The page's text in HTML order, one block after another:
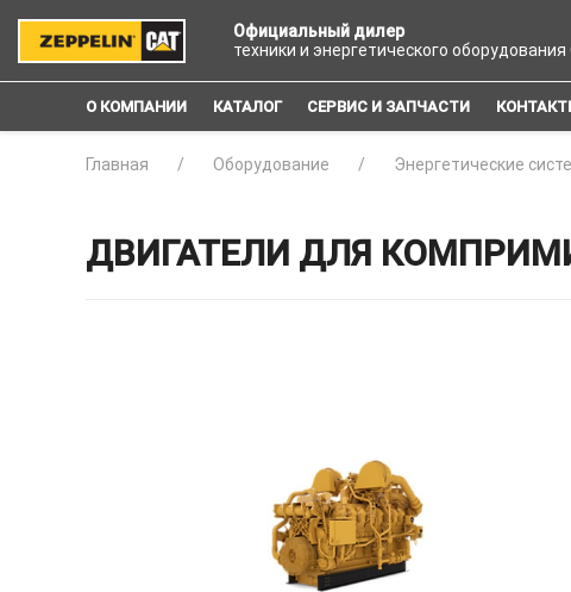
Официальный дилер
техники и энергетического оборудования
О КОМПАНИИ КАТАЛОГ СЕРВИС И ЗАПЧАСТИ
Главная Оборудование Энергетические
ДВИГАТЕЛИ ДЛЯ